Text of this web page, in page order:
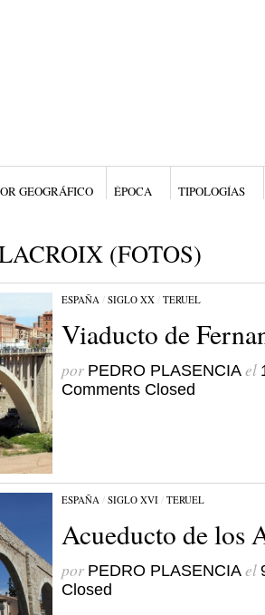
GEOGRÁFICO ÉPOCA TIPOLOGÍAS
(FOTOS)
ESPAÑA/ SIGLO XX/ TERUEL
Viaducto de
por PEDRO PLASENCIAel
Comments Closed
ESPAÑA/ SIGLO XVI/ TERUEL
Acueducto de los
por PEDRO PLASENCIAel
Closed